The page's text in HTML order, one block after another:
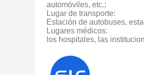
automóviles, etc.;
Lugar de transporte:
Estación de autobuses,
Lugares médicos:
los hospitales, las